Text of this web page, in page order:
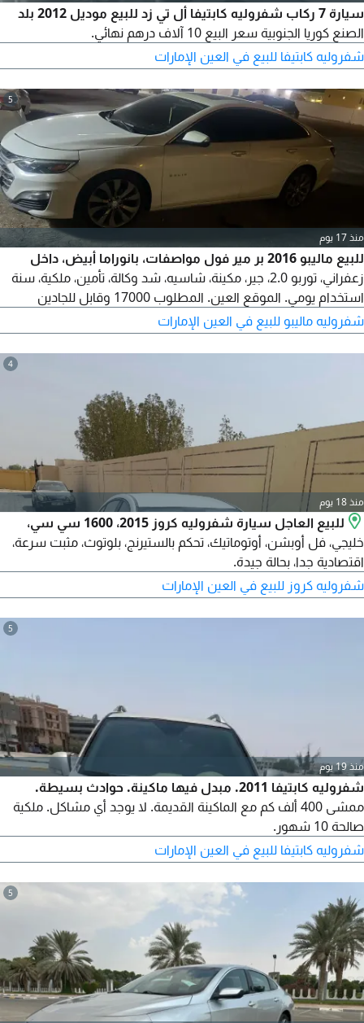
سيارة 7 ركاب شفروليه كابتيفا أل تي زد للبيع موديل 2012 بلد
الصنع كوريا الجنوبية سعر البيع 10 آلاف درهم نهائي.
شفروليه كابتيفا للبيع في العين الإمارات
5
منذ 17 يوم
للبيع ماليبو 2016 بر مير فول مواصفات، بانوراما أبيض، داخل
زعفراني، توربو 2.0، جير، مكينة، شاسيه، شد وكالة، تأمين، ملكية، سنة
استخدام يومي. الموقع العين. المطلوب 17000 وقابل للجادين
شفروليه ماليبو للبيع في العين الإمارات
4
منذ 18 يوم
للبيع العاجل سيارة شفروليه كروز 2015، 1600 سي سي،
خليجي، فل أوبشن، أوتوماتيك، تحكم بالستيرنج، بلوتوث، مثبت سرعة،
اقتصادية جدا، بحالة جيدة.
شفروليه كروز للبيع في العين الإمارات
5
منذ 19 يوم
شفروليه كابتيفا 2011. مبدل فيها ماكينة. حوادث بسيطة.
ممشى 400 ألف كم مع الماكينة القديمة. لا يوجد أي مشاكل. ملكية
صالحة 10 شهور.
شفروليه كابتيفا للبيع في العين الإمارات
5